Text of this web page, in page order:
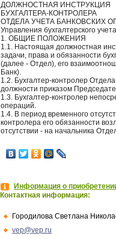
ДОЛЖНОСТНАЯ ИНСТРУКЦИЯ
БУХГАЛТЕРА-КОНТРОЛЕРА
ОТДЕЛА УЧЕТА БАНКОВСКИХ
Управления бухгалтерского
1. ОБЩИЕ ПОЛОЖЕНИЯ
1.1. Настоящая должностная
задачи, права и обязанности
(далее - Отдел), его
Банк).
1.2. Бухгалтер-контролер
должности приказом
1.3. Бухгалтер-контролер
операций.
1.4. В период временного
контролера его обязанности
отсутствии - на начальника
Информация о
Контактная информация:
Городилова Светлана
vep@vep.ru